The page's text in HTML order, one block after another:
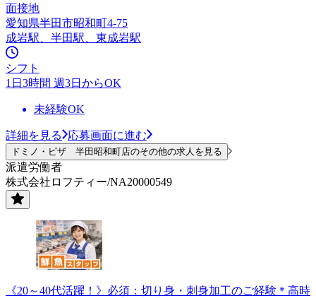
面接地
愛知県半田市昭和町4-75
成岩駅、半田駅、東成岩駅
シフト
1日3時間 週3日からOK
未経験OK
詳細を見る 応募画面に進む
ドミノ・ピザ 半田昭和町店のその他の求人を見る
派遣労働者
株式会社ロフティー/NA20000549
《20～40代活躍！》必須：切り身・刺身加工のご経験＊高時